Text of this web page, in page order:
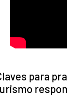
para